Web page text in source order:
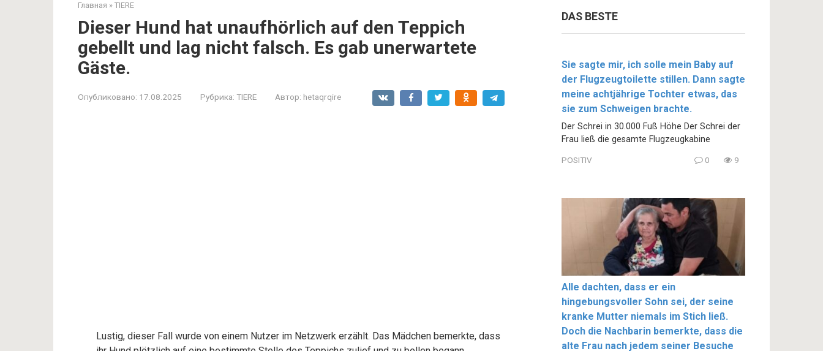
Главная » TIERE
Dieser Hund hat unaufhörlich auf den Teppich
gebellt und lag nicht falsch. Es gab unerwartete
Gäste.
Опубликовано: 17.08.2025 Рубрика: TIERE Автор: hetaqrqire
Lustig, dieser Fall wurde von einem Nutzer im Netzwerk erzählt. Das Mädchen bemerkte, dass
DAS BESTE
Sie sagte mir, ich solle mein Baby auf
der Flugzeugtoilette stillen. Dann sagte
meine achtjährige Tochter etwas, das
sie zum Schweigen brachte.
Der Schrei in 30.000 Fuß Höhe Der Schrei der
Frau ließ die gesamte Flugzeugkabine
POSITIV 0 9
Alle dachten, dass er ein
hingebungsvoller Sohn sei, der seine
kranke Mutter niemals im Stich ließ.
Doch die Nachbarin bemerkte, dass die
alte Frau nach jedem seiner Besuche